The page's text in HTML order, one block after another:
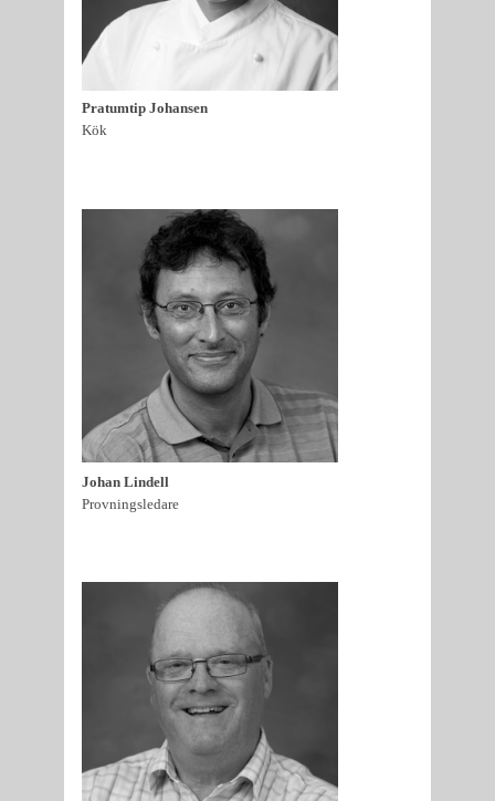
Pratumtip Johansen
Kök
Johan Lindell
Provningsledare